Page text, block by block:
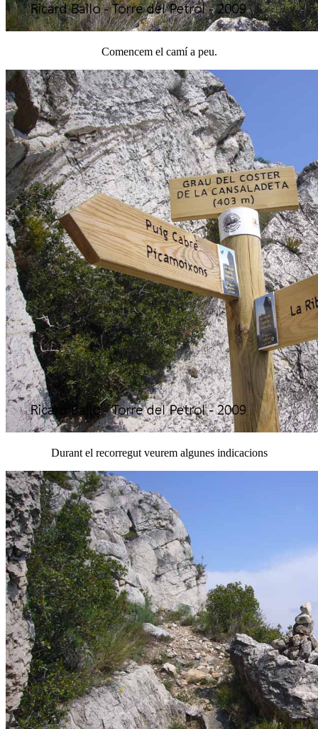
Comencem el camí a peu.
Durant el recorregut veurem algunes indicacions